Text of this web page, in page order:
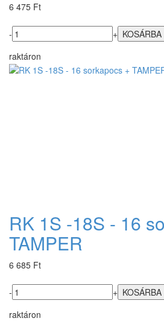
6 475 Ft
-
+
raktáron
RK 1S -18S - 16
TAMPER
6 685 Ft
-
+
raktáron